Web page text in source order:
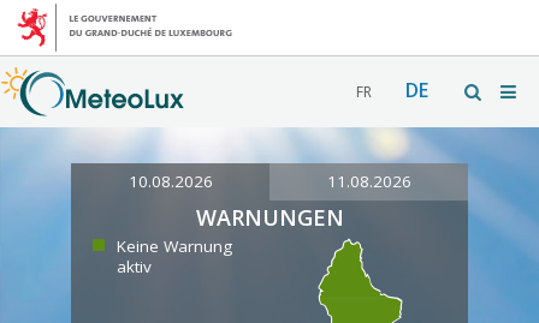
FR DE
10.08.2026 11.08.2026
WARNUNGEN
Keine Warnung
aktiv